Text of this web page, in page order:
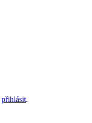
přihlásit.